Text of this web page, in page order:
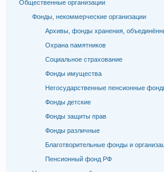
Общественные организации
Фонды, некоммерческие организации
Архивы, фонды хранения,
Охрана памятников
Социальное страхование
Фонды имущества
Негосударственные пенсионные
Фонды детские
Фонды защиты прав
Фонды различные
Благотворительные фонды и
Пенсионный фонд РФ